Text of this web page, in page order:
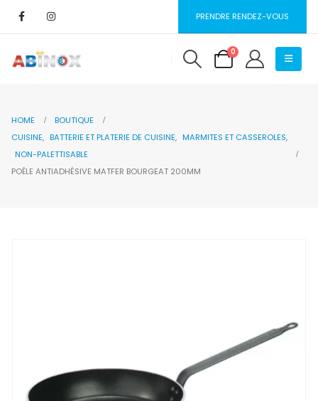
PRENDRE RENDEZ-VOUS
0
HOME
BOUTIQUE
CUISINE, BATTERIE ET PLATERIE DE CUISINE, MARMITES ET CASSEROLES,
NON-PALETTISABLE
POÊLE ANTIADHÉSIVE MATFER BOURGEAT 200MM